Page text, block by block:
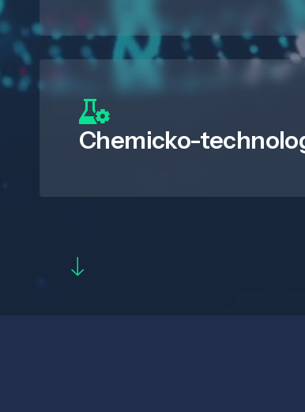
Chemicko-